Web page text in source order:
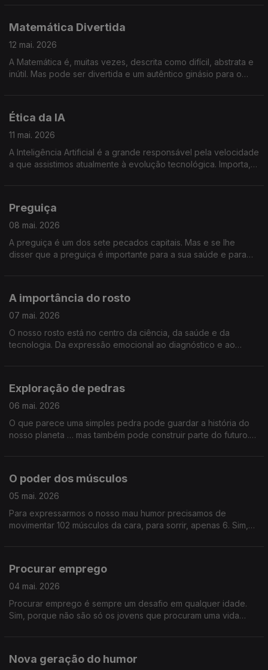
Matemática Divertida
12 mai. 2026
A Matemática é, muitas vezes, descrita como difícil, abstrata e
inútil. Mas pode ser divertida e um autêntico ginásio para o
Ética da IA
11 mai. 2026
A Inteligência Artificial é a grande responsável pela velocidade
a que assistimos atualmente à evolução tecnológica. Importa,
Preguiça
08 mai. 2026
A preguiça é um dos sete pecados capitais. Mas e se lhe
disser que a preguiça é importante para a sua saúde e para
A importância do rosto
07 mai. 2026
O nosso rosto está no centro da ciência, da saúde e da
tecnologia. Da expressão emocional ao diagnóstico e ao
Exploração de pedras
06 mai. 2026
O que parece uma simples pedra pode guardar a história do
nosso planeta … mas também pode construir parte do futuro.
O poder dos músculos
05 mai. 2026
Para expressarmos o nosso mau humor precisamos de
movimentar 102 músculos da cara, para sorrir, apenas 6. Sim,
Procurar emprego
04 mai. 2026
Procurar emprego é sempre um desafio em qualquer idade.
Sim, porque não são só os jovens que procuram uma vida
Nova geração do humor